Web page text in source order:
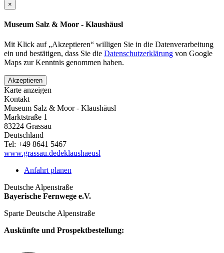
×
Museum Salz & Moor - Klaushäusl
Mit Klick auf „Akzeptieren“ willigen Sie in die Datenverarbeitung
ein und bestätigen, dass Sie die Datenschutzerklärung von Google
Maps zur Kenntnis genommen haben.
Akzeptieren
Karte anzeigen
Kontakt
Museum Salz & Moor - Klaushäusl
Marktstraße 1
83224 Grassau
Deutschland
Tel: +49 8641 5467
www.grassau.dedeklaushaeusl
Anfahrt planen
Deutsche Alpenstraße
Bayerische Fernwege e.V.
Sparte Deutsche Alpenstraße
Auskünfte und Prospektbestellung: